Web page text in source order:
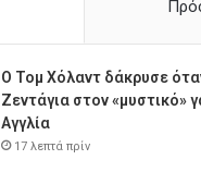
Ο Τομ Χόλαντ δάκρυσε
Ζεντάγια στον «μυστικό»
Αγγλία
17 λεπτά πρίν